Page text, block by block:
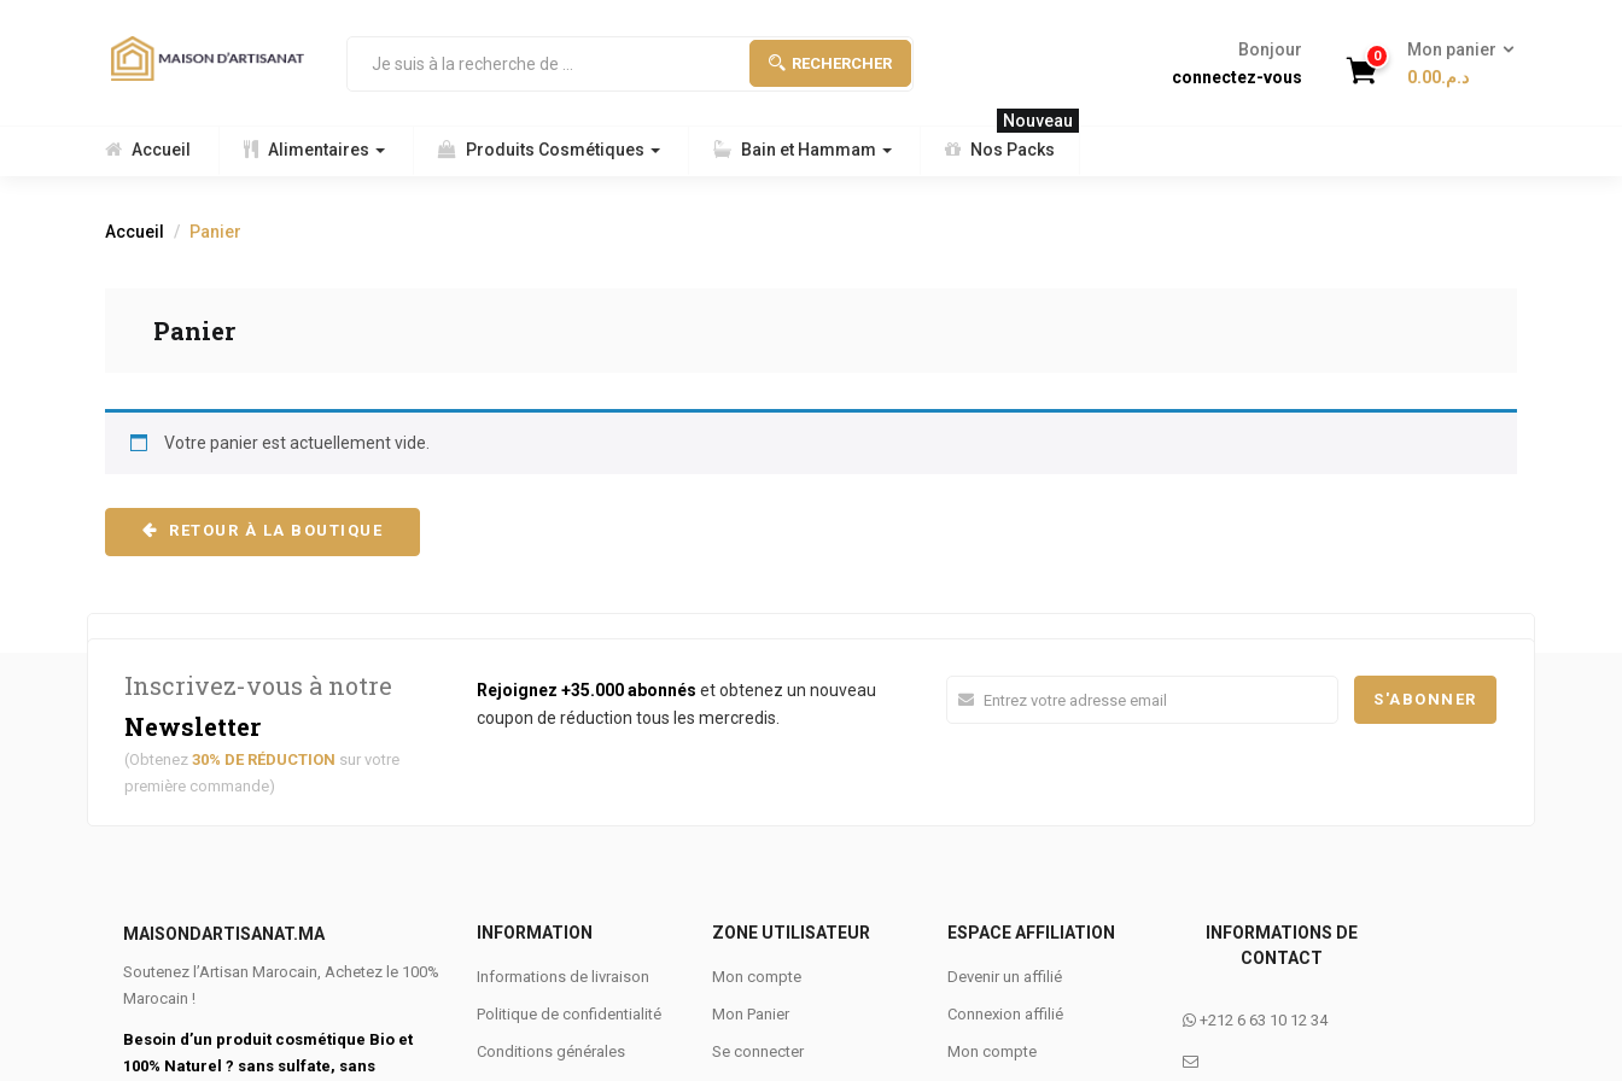
RECHERCHER
Bonjour
connectez-vous
0
Mon panier
د.م.0.00
Accueil Alimentaires Produits Cosmétiques Bain et Hammam
Nouveau
Nos Packs
Accueil Panier
Panier
Votre panier est actuellement vide.
RETOUR À LA BOUTIQUE
Inscrivez-vous à notre
Newsletter
(Obtenez 30% DE RÉDUCTION sur votre
première commande)
Rejoignez +35.000 abonnés et obtenez un nouveau
coupon de réduction tous les mercredis.
MAISONDARTISANAT.MA
Soutenez l’Artisan Marocain, Achetez le 100%
Marocain !
Besoin d’un produit cosmétique Bio et
100% Naturel ? sans sulfate, sans
INFORMATION
Informations de livraison
Politique de confidentialité
Conditions générales
ZONE UTILISATEUR
Mon compte
Mon Panier
Se connecter
ESPACE AFFILIATION
Devenir un affilié
Connexion affilié
Mon compte
INFORMATIONS DE
CONTACT
+212 6 63 10 12 34